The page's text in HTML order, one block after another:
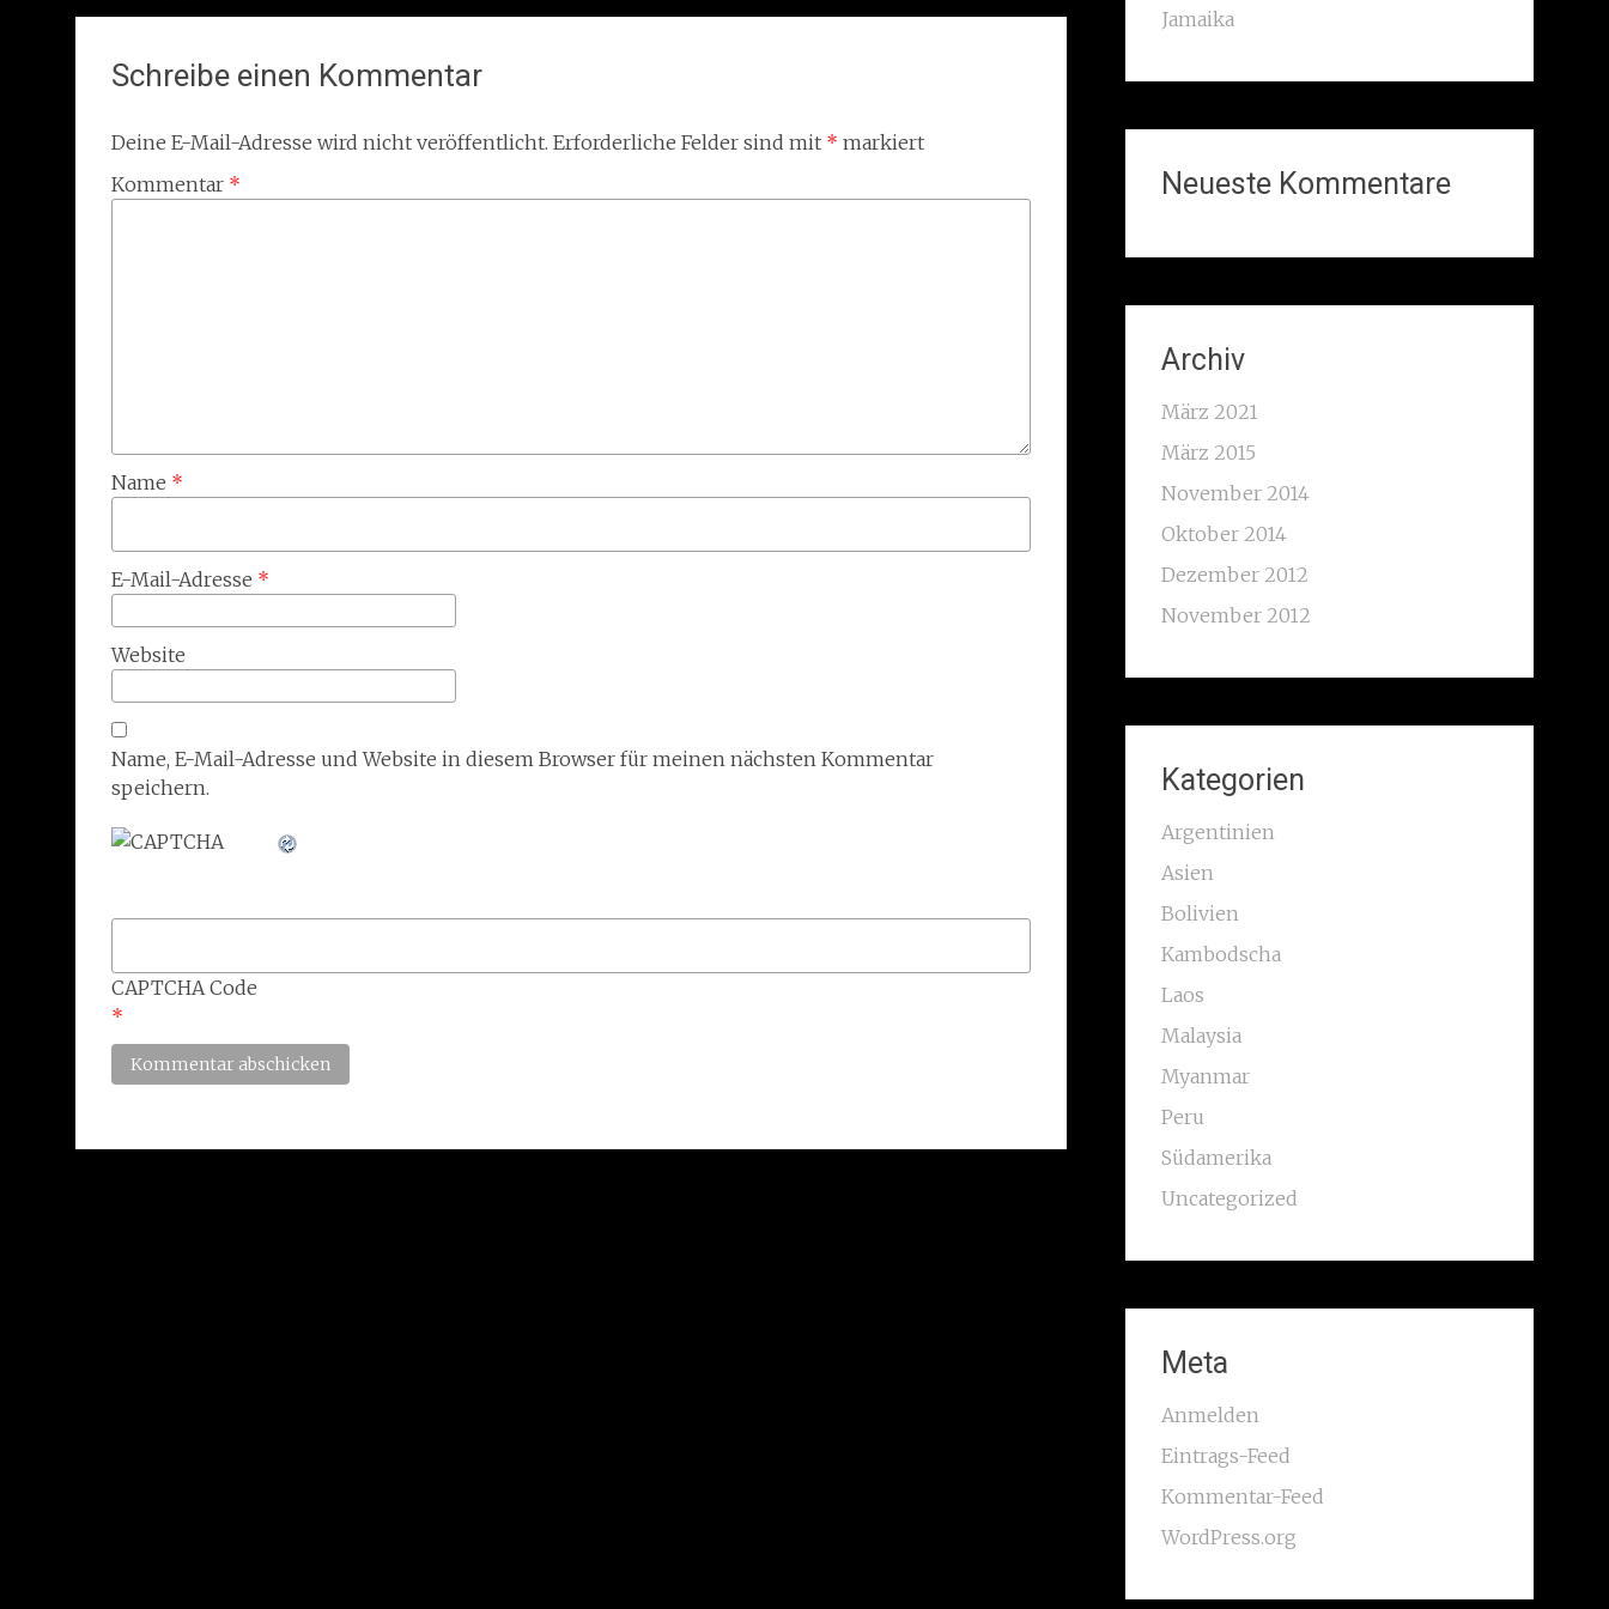
navigation
Schreibe einen Kommentar
Deine E-Mail-Adresse wird nicht veröffentlicht. Erforderliche Felder sind mit * markiert
Kommentar *
Name *
E-Mail-Adresse *
Website
Name, E-Mail-Adresse und Website in diesem Browser für meinen nächsten Kommentar
speichern.
CAPTCHA Code
*
Jamaika
Neueste Kommentare
Archiv
März 2021
März 2015
November 2014
Oktober 2014
Dezember 2012
November 2012
Kategorien
Argentinien
Asien
Bolivien
Kambodscha
Laos
Malaysia
Myanmar
Peru
Südamerika
Uncategorized
Meta
Anmelden
Eintrags-Feed
Kommentar-Feed
WordPress.org